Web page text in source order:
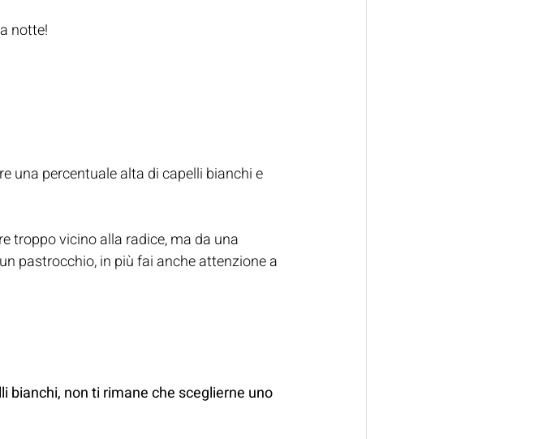
notte!
una percentuale alta di capelli bianchi e
troppo vicino alla radice, ma da una
pastrocchio, in più fai anche attenzione a
bianchi, non ti rimane che sceglierne uno